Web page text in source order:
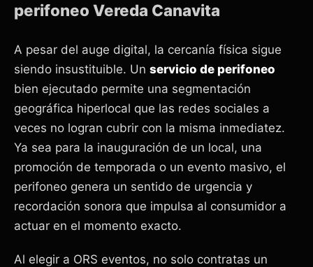
perifoneo Vereda Canavita
A pesar del auge digital, la cercanía física sigue
siendo insustituible. Un servicio de perifoneo
bien ejecutado permite una segmentación
geográfica hiperlocal que las redes sociales a
veces no logran cubrir con la misma inmediatez.
Ya sea para la inauguración de un local, una
promoción de temporada o un evento masivo, el
perifoneo genera un sentido de urgencia y
recordación sonora que impulsa al consumidor a
actuar en el momento exacto.
Al elegir a ORS eventos, no solo contratas un